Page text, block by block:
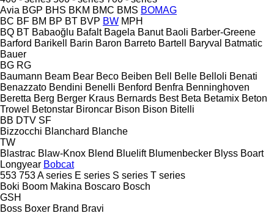
Avia BGP BHS BKM BMC BMS BOMAG
BC BF BM BP BT BVP BW MPH
BQ BT Babaoğlu Bafalt Bagela Banut Baoli Barber-Greene
Barford Barikell Barin Baron Barreto Bartell Baryval
Batmatic
Bauer
BG RG
Baumann Beam Bear Beco Beiben Bell Belle Belloli Benati
Benazzato Bendini Benelli Benford Benfra Benninghoven
Beretta Berg Berger Kraus Bernards Best Beta Betamix Beton
Trowel Betonstar Bironcar Bison Bison Bitelli
BB DTV SF
Bizzocchi Blanchard Blanche
TW
Blastrac Blaw-Knox Blend Bluelift Blumenbecker Blyss Boart
Longyear Bobcat
553 753A series E series S series T series
Boki Boom Makina Boscaro Bosch
GSH
Boss Boxer Brand Bravi